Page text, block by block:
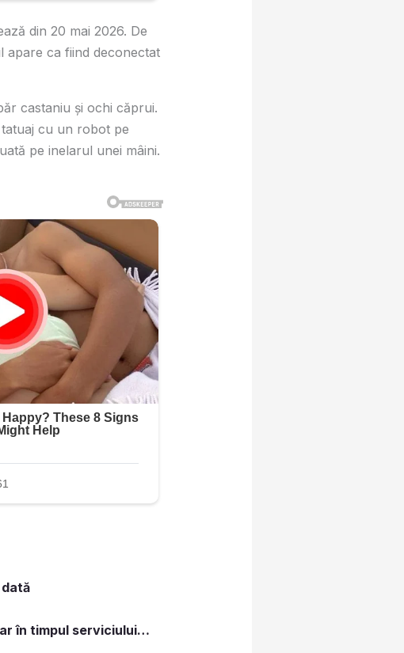
din 20 mai 2026. De
apare ca fiind deconectat
castaniu și ochi căprui.
cu un robot pe
pe inelarul unei mâini.
în timpul serviciului…